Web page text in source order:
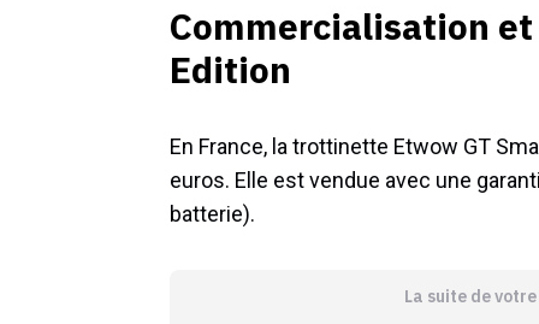
Commercialisation
Edition
En France, la trottinette Etwow GT
euros. Elle est vendue avec une
batterie).
La suite de